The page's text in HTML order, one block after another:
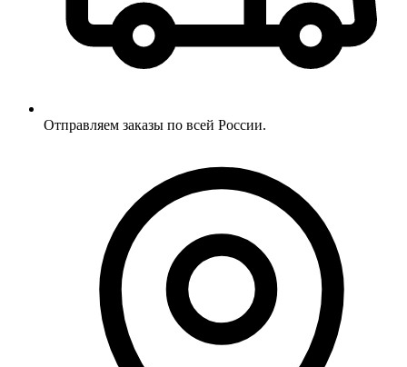
Отправляем заказы по всей России.